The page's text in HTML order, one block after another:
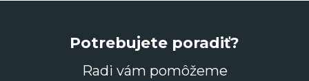
Potrebujete poradiť?
Radi vám pomôžeme